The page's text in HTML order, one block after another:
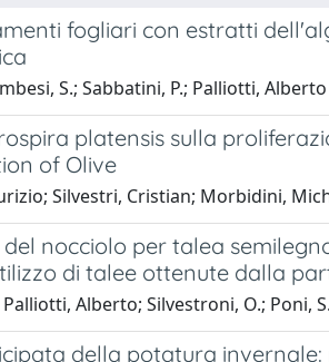
fogliari con estratti
S.; Sabbatini, P.; Palliotti, Alberto
platensis sulla
of Olive
Silvestri, Cristian; Morbidini,
nocciolo per talea
di talee ottenute dalla
Palliotti, Alberto; Silvestroni, O.; Poni,
della potatura